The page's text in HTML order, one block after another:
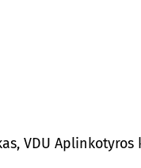
VDU Aplinkotyros